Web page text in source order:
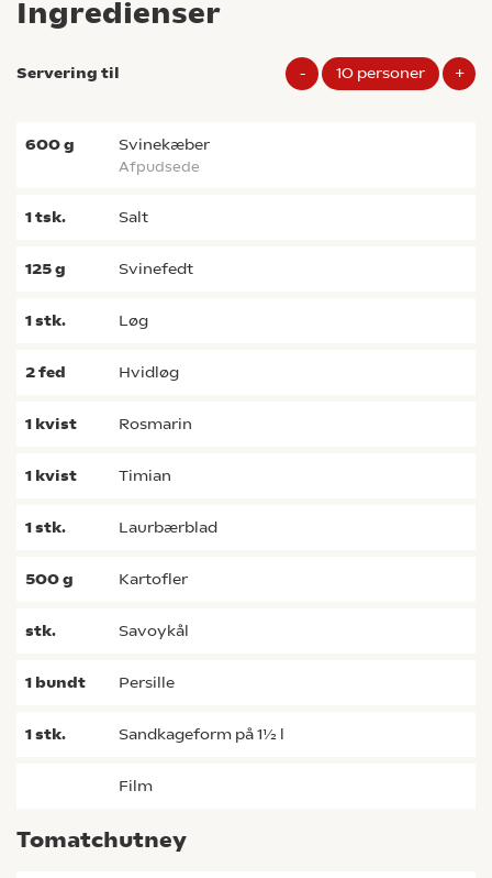
Ingredienser
Servering til - 10 personer +
600g svinekæber
afpudsede
1tsk. salt
125g svinefedt
1stk. løg
2fed hvidløg
1 kvist rosmarin
1 kvist timian
1stk. laurbærblad
500g kartofler
stk. savoykål
1 bundt persille
1stk. sandkageform på 1½ l
film
Tomatchutney